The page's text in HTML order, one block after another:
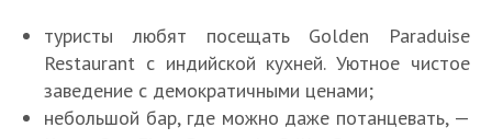
туристы любят посещать Golden Paraduise
Restaurant с индийской кухней. Уютное чистое
заведение с демократичными ценами;
небольшой бар, где можно даже потанцевать, —